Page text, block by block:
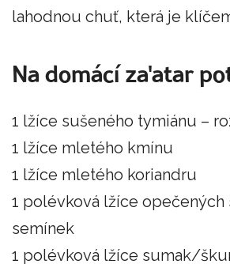
lahodnou chuť, která je
Na domácí za'atar
1 lžíce sušeného tymiánu –
1 lžíce mletého kmínu
1 lžíce mletého koriandru
1 polévková lžíce opečených
semínek
1 polévková lžíce sumak/